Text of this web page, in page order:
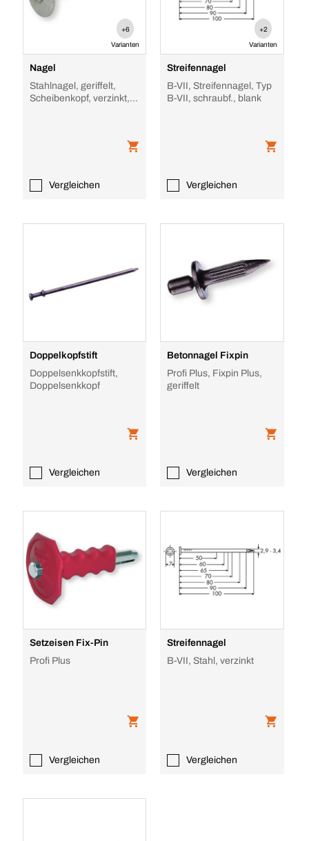
+6
Varianten
Nagel
Stahlnagel, geriffelt,
Scheibenkopf, verzinkt,
Vergleichen
+2
Varianten
Streifennagel
B-VII, Streifennagel, Typ
B-VII, schraubf., blank
Vergleichen
Doppelkopfstift
Doppelsenkkopfstift,
Doppelsenkkopf
Vergleichen
Betonnagel Fixpin
Profi Plus, Fixpin Plus,
geriffelt
Vergleichen
Setzeisen Fix-Pin
Profi Plus
Vergleichen
Streifennagel
B-VII, Stahl, verzinkt
Vergleichen